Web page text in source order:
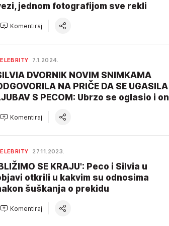
jednom fotografijom sve rekli
Komentiraj
7.1.2024.
DVORNIK NOVIM SNIMKAMA
NA PRIČE DA SE UGASILA
S PECOM: Ubrzo se oglasio i on
Komentiraj
27.11.2023.
SE KRAJU': Peco i Silvia u
otkrili u kakvim su odnosima
šuškanja o prekidu
Komentiraj